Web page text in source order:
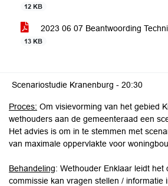
12 KB
2023 06 07 Beantwoording
13 KB
Scenariostudie Kranenburg - 20:30
Proces: Om visievorming van het gebied
wethouders aan de gemeenteraad een
Het advies is om in te stemmen met
van maximale oppervlakte voor
Behandeling: Wethouder Enklaar leidt
commissie kan vragen stellen /